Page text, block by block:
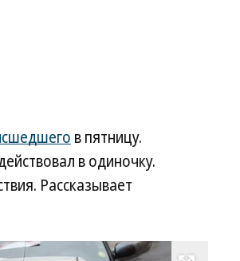
в пятницу.
в одиночку.
Рассказывает